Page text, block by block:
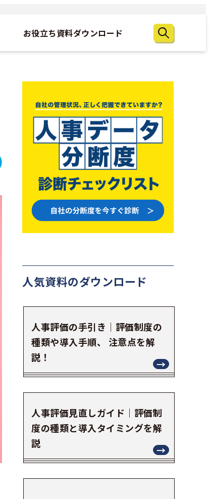
お役立ち資料ダウンロード
人気資料のダウンロード
人事評価の手引き｜評価制度の
種類や導入手順、 注意点を解
説！
人事評価見直しガイド｜評価制
度の種類と導入タイミングを解
説